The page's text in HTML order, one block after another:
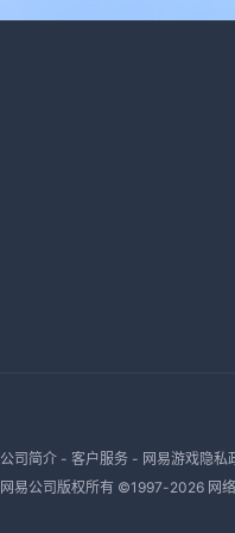
公司简介- 客户服务- 网易游戏隐私
网易公司版权所有 ©1997-2026 网